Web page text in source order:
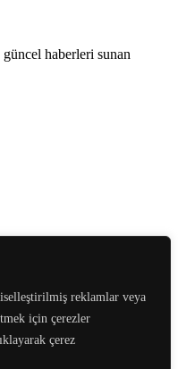
reklamlar veya
için çerezler
çerez
güncel haberleri sunan